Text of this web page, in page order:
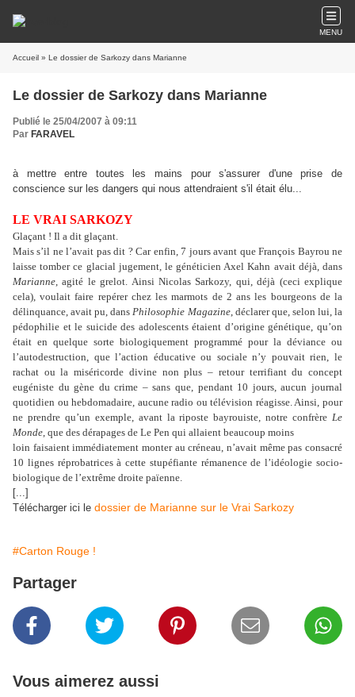
MENU
Accueil » Le dossier de Sarkozy dans Marianne
Le dossier de Sarkozy dans Marianne
Publié le 25/04/2007 à 09:11
Par FARAVEL
à mettre entre toutes les mains pour s'assurer d'une prise de
conscience sur les dangers qui nous attendraient s'il était élu...
LE VRAI SARKOZY
Glaçant ! Il a dit glaçant.
Mais s’il ne l’avait pas dit ? Car enfin, 7 jours avant que François Bayrou ne
laisse tomber ce glacial jugement, le généticien Axel Kahn avait déjà, dans
Marianne, agité le grelot. Ainsi Nicolas Sarkozy, qui, déjà (ceci explique
cela), voulait faire repérer chez les marmots de 2 ans les bourgeons de la
délinquance, avait pu, dansPhilosophie Magazine, déclarer que, selon lui, la
pédophilie et le suicide des adolescents étaient d’origine génétique, qu’on
était en quelque sorte biologiquement programmé pour la déviance ou
l’autodestruction, que l’action éducative ou sociale n’y pouvait rien, le
rachat ou la miséricorde divine non plus – retour terrifiant du concept
eugéniste du gène du crime – sans que, pendant 10 jours, aucun journal
quotidien ou hebdomadaire, aucune radio ou télévision réagisse. Ainsi, pour
ne prendre qu’un exemple, avant la riposte bayrouiste, notre confrère Le
Monde, que des dérapages de Le Pen qui allaient beaucoup moins
loin faisaient immédiatement monter au créneau, n’avait même pas consacré
10 lignes réprobatrices à cette stupéfiante rémanence de l’idéologie socio-
biologique de l’extrême droite païenne.
[...]
Télécharger ici le dossier de Marianne sur le Vrai Sarkozy
#Carton Rouge !
Partager
Vous aimerez aussi